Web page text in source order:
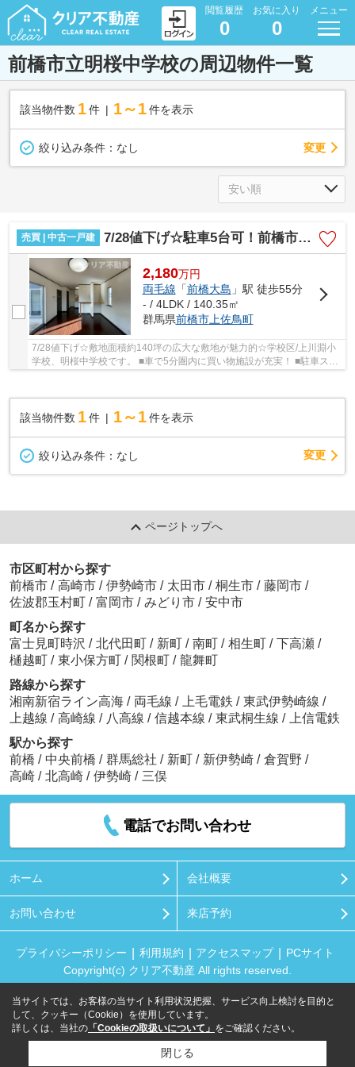
閲覧履歴
0
お気に入り
0
メニュー
前橋市立明桜中学校の周辺物件一覧
該当物件数 1件 1～1 件を表示
絞り込み条件： なし 変更
売買 | 中古一戸建 7/28値下げ☆駐車5台可！前橋市上佐鳥町中古
2,180万円
両毛線 「前橋大島 」駅 徒歩55分
- / 4LDK / 140.35㎡
群馬県前橋市上佐鳥町
7/28値下げ☆敷地面積約140坪の広大な敷地が魅力的☆学校区/上川淵小
学校、明桜中学校です。 ■車で5分圏内に買い物施設が充実！ ■駐車スペ
該当物件数 1件 1～1 件を表示
絞り込み条件： なし 変更
ページトップへ
市区町村から探す
前橋市 / 高崎市 / 伊勢崎市 / 太田市 / 桐生市 / 藤岡市 /
佐波郡玉村町 / 富岡市 / みどり市 / 安中市
町名から探す
富士見町時沢 / 北代田町 / 新町 / 南町 / 相生町 / 下高瀬 /
樋越町 / 東小保方町 / 関根町 / 龍舞町
路線から探す
湘南新宿ライン高海 / 両毛線 / 上毛電鉄 / 東武伊勢崎線 /
上越線 / 高崎線 / 八高線 / 信越本線 / 東武桐生線 /
上信電鉄
駅から探す
前橋 / 中央前橋 / 群馬総社 / 新町 / 新伊勢崎 / 倉賀野 /
高崎 / 北高崎 / 伊勢崎 / 三俣
電話でお問い合わせ
ホーム 会社概要
お問い合わせ 来店予約
プライバシーポリシー 利用規約 アクセスマップ
PCサイト
Copyright(c) クリア不動産 All rights reserved.
当サイトでは、お客様の当サイト利用状況把握、サービス向上検討を目的と
して、クッキー（Cookie）を使用しています。
詳しくは、当社の 「Cookieの取扱いについて」 をご確認ください。
閉じる